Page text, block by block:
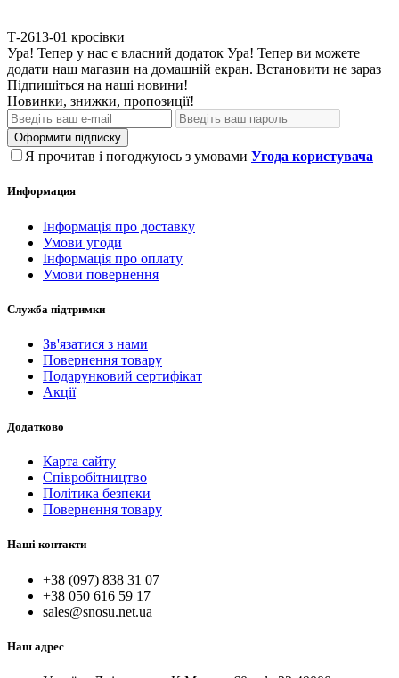
Т-2613-01 кросівки
Ура! Тепер у нас є власний додаток Ура! Тепер ви можете
додати наш магазин на домашній екран. Встановити не зараз
Підпишіться на наші новини!
Новинки, знижки, пропозиції!
Оформити підписку
Я прочитав і погоджуюсь з умовами Угода користувача
Информация
Інформація про доставку
Умови угоди
Інформація про оплату
Умови повернення
Служба підтримки
Зв'язатися з нами
Повернення товару
Подарунковий сертифікат
Акції
Додатково
Карта сайту
Співробітництво
Політика безпеки
Повернення товару
Наші контакти
+38 (097) 838 31 07
+38 050 616 59 17
sales@snosu.net.ua
Наш адрес